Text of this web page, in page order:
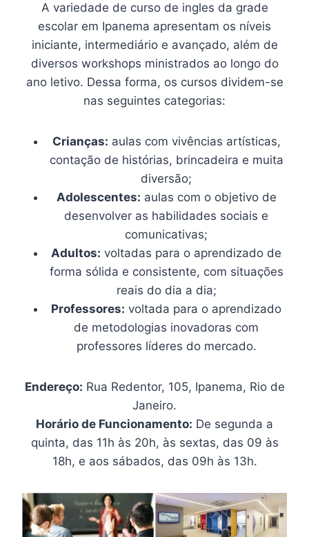
A variedade de curso de ingles da grade
escolar em Ipanema apresentam os níveis
iniciante, intermediário e avançado, além de
diversos workshops ministrados ao longo do
ano letivo. Dessa forma, os cursos dividem-se
nas seguintes categorias:
Crianças: aulas com vivências artísticas,
contação de histórias, brincadeira e muita
diversão;
Adolescentes: aulas com o objetivo de
desenvolver as habilidades sociais e
comunicativas;
Adultos: voltadas para o aprendizado de
forma sólida e consistente, com situações
reais do dia a dia;
Professores: voltada para o aprendizado
de metodologias inovadoras com
professores líderes do mercado.
Endereço: Rua Redentor, 105, Ipanema, Rio de
Janeiro.
Horário de Funcionamento: De segunda a
quinta, das 11h às 20h, às sextas, das 09 às
18h, e aos sábados, das 09h às 13h.